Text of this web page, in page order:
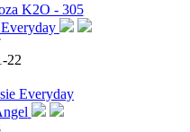
K2O - 305
22
Everyday